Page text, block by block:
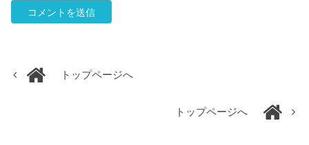
トップページへ
トップページへ